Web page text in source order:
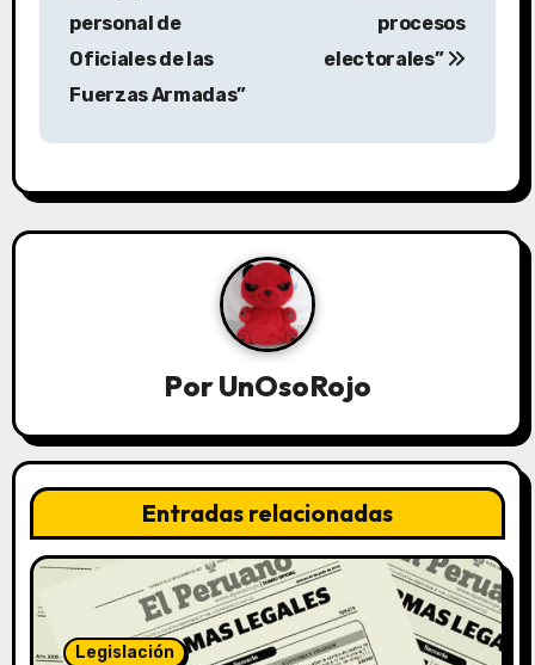
personal de
Oficiales de las
Fuerzas Armadas”
procesos
electorales”
PorUnOsoRojo
Entradas relacionadas
Legislación